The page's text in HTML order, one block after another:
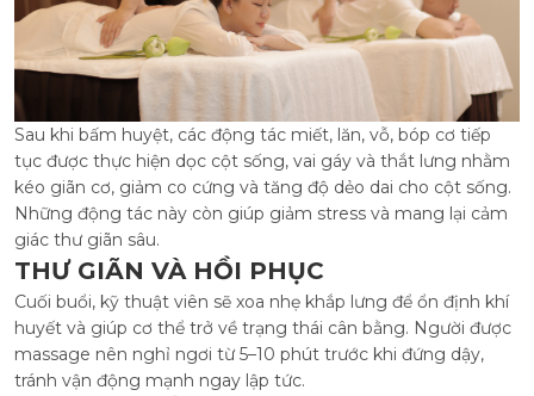
Sau khi bấm huyệt, các động tác miết, lăn, vỗ, bóp cơ tiếp
tục được thực hiện dọc cột sống, vai gáy và thắt lưng nhằm
kéo giãn cơ, giảm co cứng và tăng độ dẻo dai cho cột sống.
Những động tác này còn giúp giảm stress và mang lại cảm
giác thư giãn sâu.
THƯ GIÃN VÀ HỒI PHỤC
Cuối buổi, kỹ thuật viên sẽ xoa nhẹ khắp lưng để ổn định khí
huyết và giúp cơ thể trở về trạng thái cân bằng. Người được
massage nên nghỉ ngơi từ 5–10 phút trước khi đứng dậy,
tránh vận động mạnh ngay lập tức.